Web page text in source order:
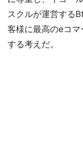
スクルが運営する
客様に最高のeコ
する考えだ。